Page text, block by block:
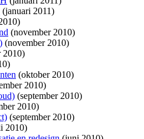
(januari 2011)
(november 2010)
(november 2010)
2010)
(oktober 2010)
2010)
(september 2010)
2010)
(september 2010)
2010)